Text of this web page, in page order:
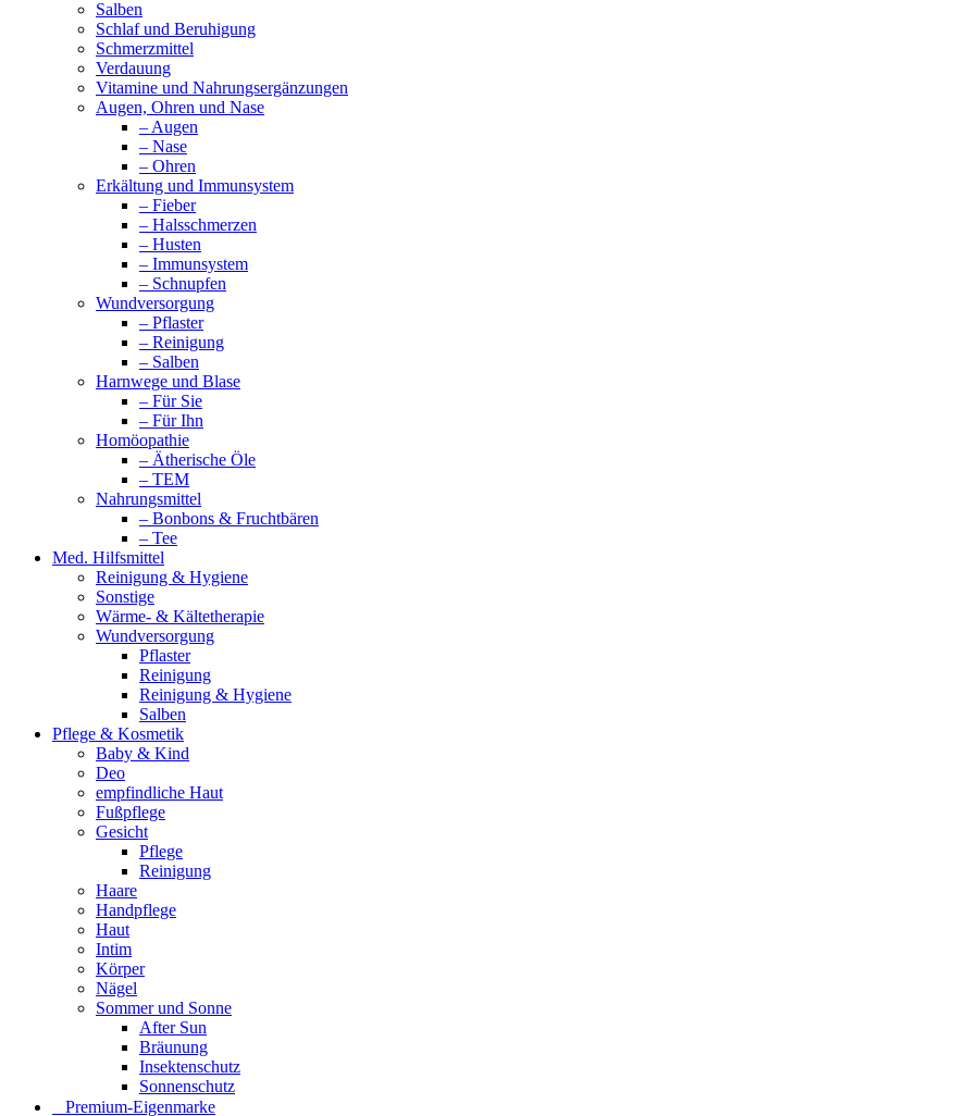
Salben
Schlaf und Beruhigung
Schmerzmittel
Verdauung
Vitamine und Nahrungsergänzungen
Augen, Ohren und Nase
– Augen
– Nase
– Ohren
Erkältung und Immunsystem
– Fieber
– Halsschmerzen
– Husten
– Immunsystem
– Schnupfen
Wundversorgung
– Pflaster
– Reinigung
– Salben
Harnwege und Blase
– Für Sie
– Für Ihn
Homöopathie
– Ätherische Öle
– TEM
Nahrungsmittel
– Bonbons & Fruchtbären
– Tee
Med. Hilfsmittel
Reinigung & Hygiene
Sonstige
Wärme- & Kältetherapie
Wundversorgung
Pflaster
Reinigung
Reinigung & Hygiene
Salben
Pflege & Kosmetik
Baby & Kind
Deo
empfindliche Haut
Fußpflege
Gesicht
Pflege
Reinigung
Haare
Handpflege
Haut
Intim
Körper
Nägel
Sommer und Sonne
After Sun
Bräunung
Insektenschutz
Sonnenschutz
⠀​Premium-Eigenmarke